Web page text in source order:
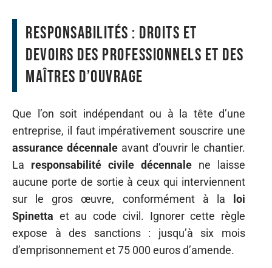
Responsabilités : droits et
devoirs des professionnels et des
maîtres d’ouvrage
Que l’on soit indépendant ou à la tête d’une
entreprise, il faut impérativement souscrire une
assurance décennale avant d’ouvrir le chantier.
La responsabilité civile décennale ne laisse
aucune porte de sortie à ceux qui interviennent
sur le gros œuvre, conformément à la
loi
Spinetta et au code civil. Ignorer cette règle
expose à des sanctions : jusqu’à six mois
d’emprisonnement et 75 000 euros d’amende.